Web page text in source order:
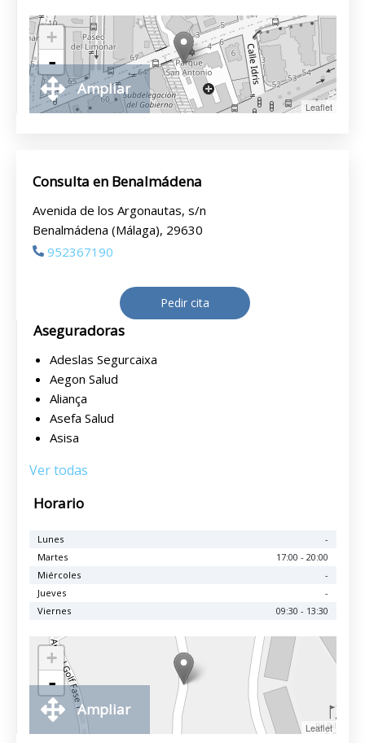
+
-
Leaflet
Ampliar
Consulta en Benalmádena
Avenida de los Argonautas, s/n
Benalmádena (Málaga), 29630
952367190
Pedir cita
Aseguradoras
Adeslas Segurcaixa
Aegon Salud
Aliança
Asefa Salud
Asisa
Ver todas
Horario
Lunes
-
Martes
17:00 - 20:00
Miércoles
-
Jueves
-
Viernes
09:30 - 13:30
+
-
Leaflet
Ampliar